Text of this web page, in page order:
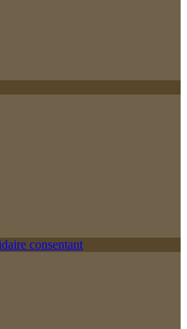
consentant